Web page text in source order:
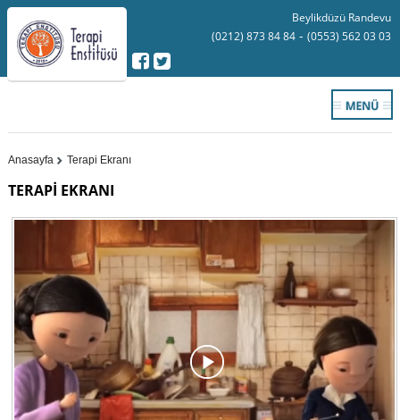
Beylikdüzü Randevu
(0212) 873 84 84 - (0553) 562 03 03
Anasayfa Terapi Ekranı
TERAPİ EKRANI